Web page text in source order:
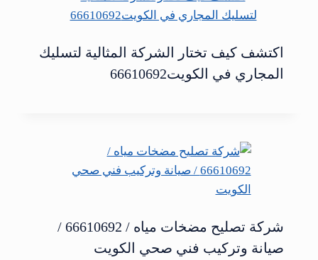
اكتشف كيف تختار الشركة المثالية لتسليك
المجاري في الكويت66610692
شركة تصليح مضخات مياه / 66610692 /
صيانة وتركيب فني صحي الكويت